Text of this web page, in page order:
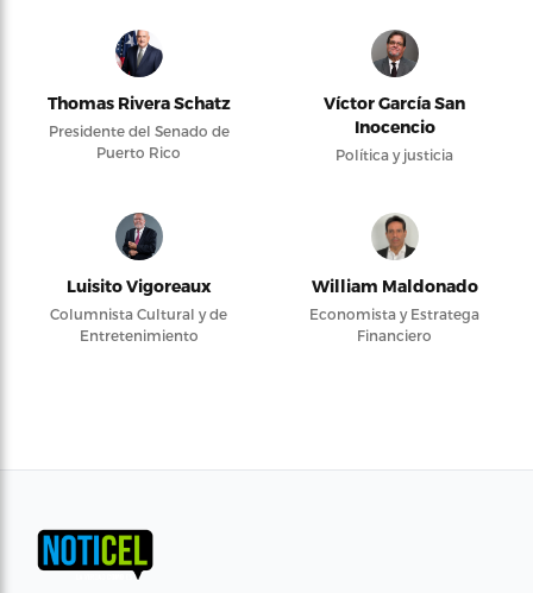
Thomas Rivera Schatz
Presidente del Senado de
Puerto Rico
Víctor García San
Inocencio
Política y justicia
Luisito Vigoreaux
Columnista Cultural y de
Entretenimiento
William Maldonado
Economista y Estratega
Financiero